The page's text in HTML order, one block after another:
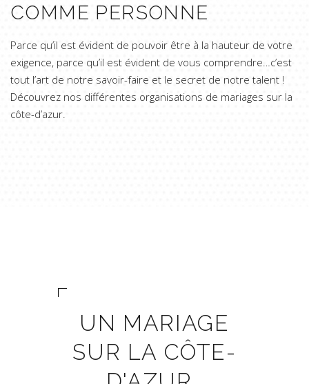
COMME PERSONNE
Parce qu’il est évident de pouvoir être à la hauteur de votre
exigence, parce qu’il est évident de vous comprendre…c’est
tout l’art de notre savoir-faire et le secret de notre talent !
Découvrez nos différentes organisations de mariages sur la
côte-d’azur.
UN MARIAGE
SUR LA CÔTE-